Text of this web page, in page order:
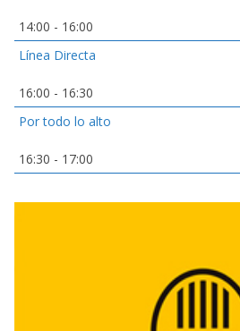
14:00 - 16:00
Línea Directa
16:00 - 16:30
Por todo lo alto
16:30 - 17:00